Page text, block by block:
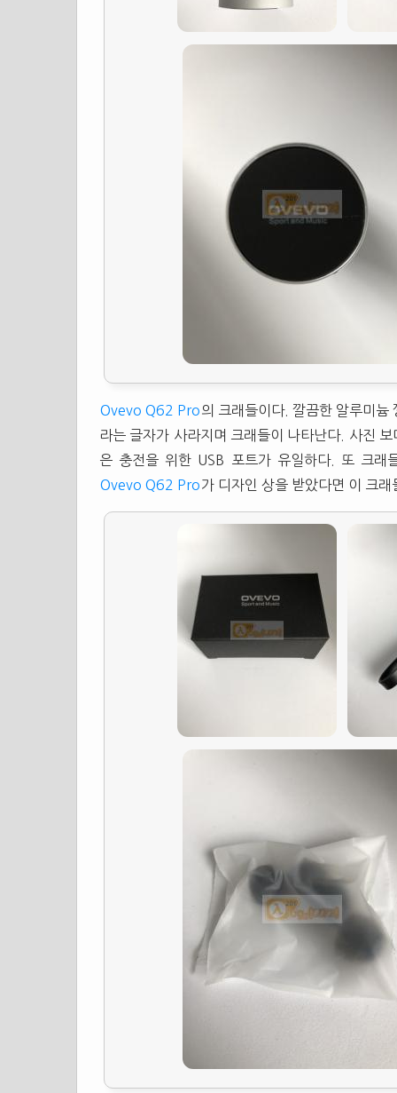
Ovevo Q62 Pro의 크래들이다. 깔끔한 알루미
라는 글자가 사라지며 크래들이 나타난다. 사진
은 충전을 위한 USB 포트가 유일하다. 또 크래
Ovevo Q62 Pro가 디자인 상을 받았다면 이 크